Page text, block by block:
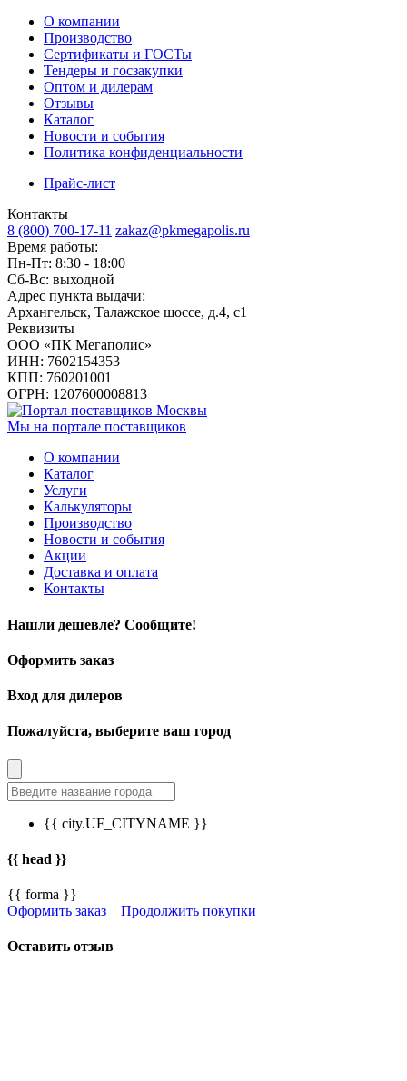
О компании
Производство
Сертификаты и ГОСТы
Тендеры и госзакупки
Оптом и дилерам
Отзывы
Каталог
Новости и события
Политика конфиденциальности
Прайс-лист
Контакты
8 (800) 700-17-11 zakaz@pkmegapolis.ru
Время работы:
Пн-Пт: 8:30 - 18:00
Сб-Вс: выходной
Адрес пункта выдачи:
Архангельск, Талажское шоссе, д.4, с1
Реквизиты
ООО «ПК Мегаполис»
ИНН: 7602154353
КПП: 760201001
ОГРН: 1207600008813
Мы на портале поставщиков
О компании
Каталог
Услуги
Калькуляторы
Производство
Новости и события
Акции
Доставка и оплата
Контакты
Нашли дешевле? Сообщите!
Оформить заказ
Вход для дилеров
Пожалуйста, выберите ваш город
{{ city.UF_CITYNAME }}
{{ head }}
{{ forma }}
Оформить заказ
Продолжить покупки
Оставить отзыв